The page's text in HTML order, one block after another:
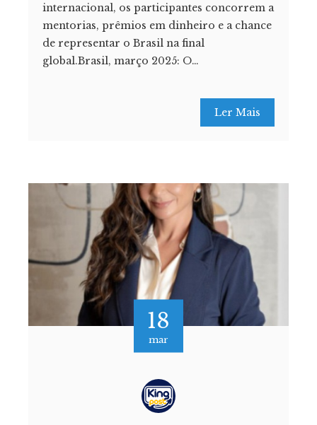
internacional, os participantes concorrem a
mentorias, prêmios em dinheiro e a chance
de representar o Brasil na final
global.Brasil, março 2025: O…
Ler Mais
18
mar